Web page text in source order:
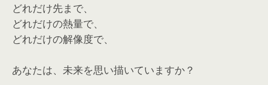
どれだけ先まで、
どれだけの熱量で、
どれだけの解像度で、
あなたは、未来を思い描いていますか？